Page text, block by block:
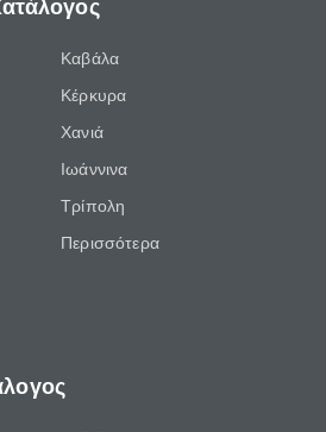
Καβάλα
Κέρκυρα
Χανιά
Ιωάννινα
Τρίπολη
Περισσότερα